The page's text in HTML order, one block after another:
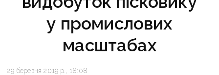
у промислових
масштабах
29 березня 2019 р., 18:08